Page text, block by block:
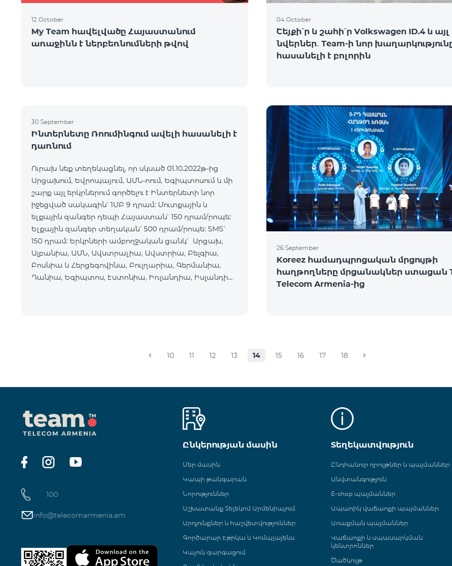
12 October
My Team հավելվածը Հայաստանում
առաջինն է ներբեռնումների թվով
04 October
Շեյքի՛ր և շահի՛ր Volkswagen ID.4 և այլ
նվերներ․ Team-ի նոր
հասանելի է բոլորին
30 September
Ինտերնետը Ռոումինգում ավելի հասանելի է
դառնում
Ուրախ նեք տեղեկացնել, որ սկսած 01.10.2022թ-ից
Արցախում, Եվրոպայում, ԱՄՆ-ոում, Եգիպտոսում և մի
շարք այլ երկրներում գործելու է Ինտերնետի նոր
իջեցված սակագին՝ 1ՄԲ 9 դրամ: Մուտքային և
ելքային զանգեր դեպի Հայաստան՝ 150 դրամ/րոպե:
Ելքային զանգեր տեղական՝ 500 դրամ/րոպե: SMS՝
150 դրամ: Երկրների ամբողջական ցանկ՝ Արցախ,
Ալբանիա, ԱՄՆ, Ավստրալիա, Ավստրիա, Բելգիա,
Բոսնիա և Հերցեգովինա, Բուլղարիա, Գերմանիա,
Դանիա, Եգիպտոս, Էստոնիա, Իռլանդիա, Իսլանդիա,
26 September
Koreez համադպրոցական մրցույթի
հաղթողները մրցանակներ ստացան
Telecom Armenia-ից
10 11 12 13 14 15 16 17 18
100
info@telecomarmenia.am
Ընկերության մասին
Մեր մասին
Կապի թանգարան
Նորություններ
Աշխատանք Տելեկոմ Արմենիայում
Արդյունքներ և հաշվետվություններ
Գործարար Էթիկա և Կոմպլայենս
Կայուն զարգացում
Տեղեկատվություն
Ընդհանուր դրույթներ և պայմաններ
Անվտանգություն
E-shop պայմաններ
Ապառիկ վաճառքի պայմաններ
Առաքման պայմաններ
Վաճառքի և սպասարկման
կենտրոններ
Ծածկույթ